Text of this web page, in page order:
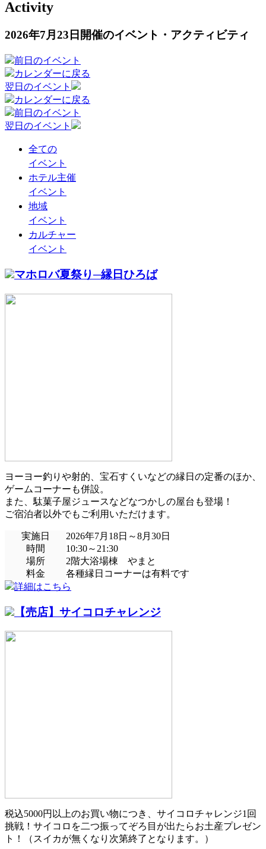
Activity
2026年7月23日開催のイベント・アクティビティ
前日のイベント
カレンダーに戻る
翌日のイベント
カレンダーに戻る
前日のイベント
翌日のイベント
全ての
イベント
ホテル主催
イベント
地域
イベント
カルチャー
イベント
マホロバ夏祭り─縁日ひろば
ヨーヨー釣りや射的、宝石すくいなどの縁日の定番のほか、
ゲームコーナーも併設。
また、駄菓子屋ジュースなどなつかしの屋台も登場！
ご宿泊者以外でもご利用いただけます。
実施日
2026年7月18日～8月30日
時間
10:30～21:30
場所
2階大浴場棟 やまと
料金
各種縁日コーナーは有料です
詳細はこちら
【売店】サイコロチャレンジ
税込5000円以上のお買い物につき、サイコロチャレンジ1回
挑戦！サイコロを二つ振ってぞろ目が出たらお土産プレゼン
ト！（スイカが無くなり次第終了となります。）